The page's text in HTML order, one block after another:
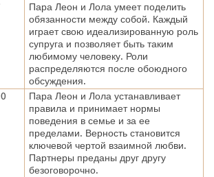
Пара Леон и Лола умеет поделить
обязанности между собой. Каждый
играет свою идеализированную роль
супруга и позволяет быть таким
любимому человеку. Роли
распределяются после обоюдного
обсуждения.
Пара Леон и Лола устанавливает
правила и принимает нормы
поведения в семье и за ее
пределами. Верность становится
ключевой чертой взаимной любви.
Партнеры преданы друг другу
безоговорочно.